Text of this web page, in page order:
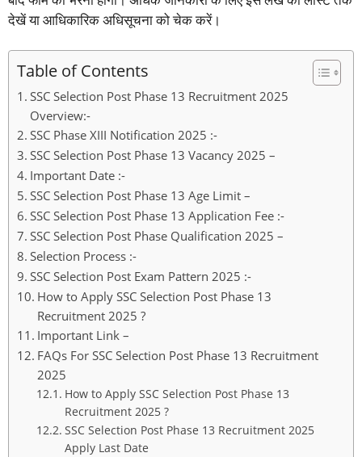
देखें या आधिकारिक अधिसूचना को चेक करें।
Table of Contents
SSC Selection Post Phase 13 Recruitment 2025
Overview:-
SSC Phase XIII Notification 2025 :-
SSC Selection Post Phase 13 Vacancy 2025 –
Important Date :-
SSC Selection Post Phase 13 Age Limit –
SSC Selection Post Phase 13 Application Fee :-
SSC Selection Post Phase Qualification 2025 –
Selection Process :-
SSC Selection Post Exam Pattern 2025 :-
How to Apply SSC Selection Post Phase 13
Recruitment 2025 ?
Important Link –
FAQs For SSC Selection Post Phase 13 Recruitment
2025
How to Apply SSC Selection Post Phase 13
Recruitment 2025 ?
SSC Selection Post Phase 13 Recruitment 2025
Apply Last Date